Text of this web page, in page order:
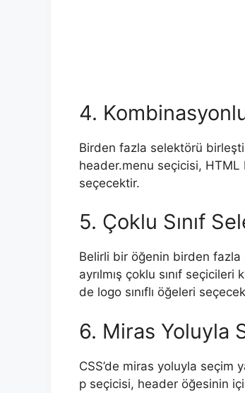
4.
Birden fazla selektörü
header.menu seçicisi, HTML
seçecektir.
5. Çoklu Sınıf
Belirli bir öğenin birden fazla
ayrılmış çoklu sınıf
de logo sınıflı öğeleri
6. Miras Yoluyla
CSS’de miras yoluyla
p seçicisi, header öğesinin